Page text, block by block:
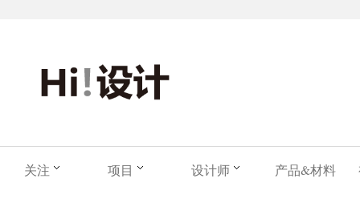
关注 项目 设计师 产品&材料